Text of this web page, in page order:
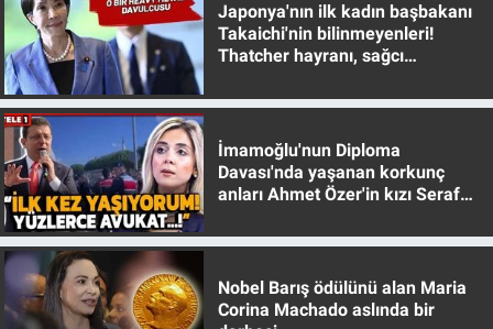
Japonya'nın ilk kadın başbakanı
Takaichi'nin bilinmeyenleri!
Thatcher hayranı, sağcı
İmamoğlu'nun Diploma
Davası'nda yaşanan korkunç
anları Ahmet Özer'in kızı Seraf
Nobel Barış ödülünü alan Maria
Corina Machado aslında bir